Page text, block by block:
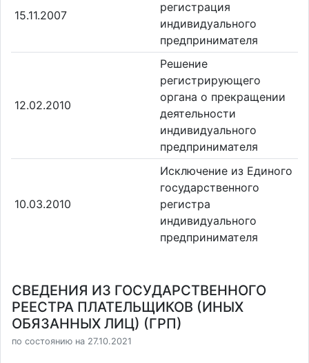
15.11.2007
регистрация
индивидуального
предпринимателя
12.02.2010
Решение
регистрирующего
органа о прекращении
деятельности
индивидуального
предпринимателя
10.03.2010
Исключение из Единого
государственного
регистра
индивидуального
предпринимателя
СВЕДЕНИЯ ИЗ ГОСУДАРСТВЕННОГО
РЕЕСТРА ПЛАТЕЛЬЩИКОВ (ИНЫХ
ОБЯЗАННЫХ ЛИЦ) (ГРП)
по состоянию на 27.10.2021